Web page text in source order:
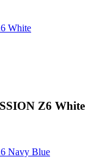
White
Z6 White
Navy Blue